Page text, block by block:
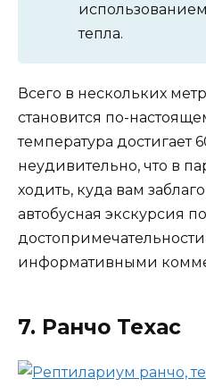
тепла.
Всего в нескольких
становится по-
температура достигает
неудивительно, что в
ходить, куда вам
автобусная экскурсия
информативными
7. Ранчо Техас